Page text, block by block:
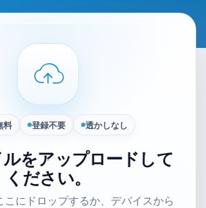
料 登録不要 透かしなし
ルをアップロードして
ください。
こにドロップするか、デバイスから